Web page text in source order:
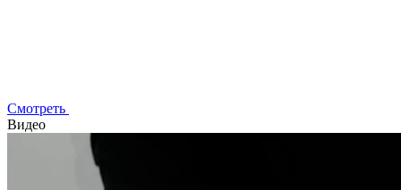
Смотреть
Видео